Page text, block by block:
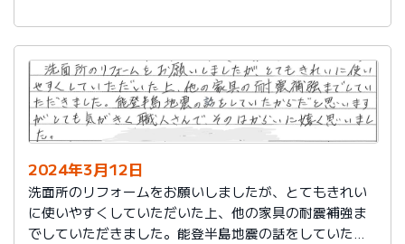
ありがとうございました。
2024年3月12日
洗面所のリフォームをお願いしましたが、とてもきれい
に使いやすくしていただいた上、他の家具の耐震補強ま
でしていただきました。能登半島地震の話をしていたか